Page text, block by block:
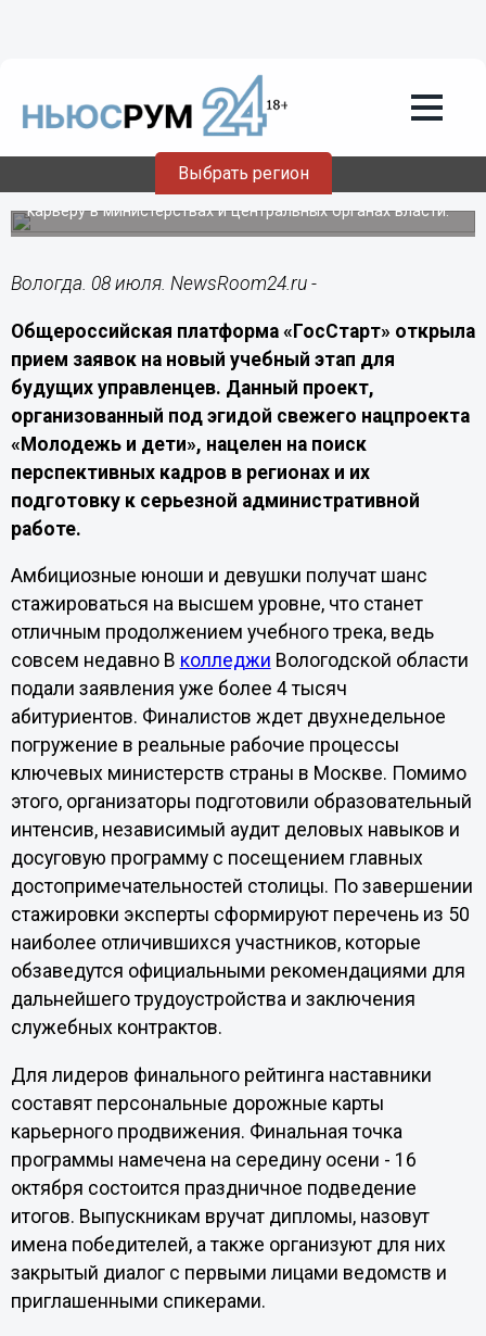
Выбрать регион
Вологодской молодежи откроют двери
в федеральные ведомства
Объявлен конкурсный отбор на специальную практику
для активных жителей региона, готовых построить
карьеру в министерствах и центральных органах власти.
Вологда. 08 июля. NewsRoom24.ru -
Общероссийская платформа «ГосСтарт» открыла
прием заявок на новый учебный этап для
будущих управленцев. Данный проект,
организованный под эгидой свежего нацпроекта
«Молодежь и дети», нацелен на поиск
перспективных кадров в регионах и их
подготовку к серьезной административной
работе.
Амбициозные юноши и девушки получат шанс
стажироваться на высшем уровне, что станет
отличным продолжением учебного трека, ведь
совсем недавно В колледжи Вологодской области
подали заявления уже более 4 тысяч
абитуриентов. Финалистов ждет двухнедельное
погружение в реальные рабочие процессы
ключевых министерств страны в Москве. Помимо
этого, организаторы подготовили образовательный
интенсив, независимый аудит деловых навыков и
досуговую программу с посещением главных
достопримечательностей столицы. По завершении
стажировки эксперты сформируют перечень из 50
наиболее отличившихся участников, которые
обзаведутся официальными рекомендациями для
дальнейшего трудоустройства и заключения
служебных контрактов.
Для лидеров финального рейтинга наставники
составят персональные дорожные карты
карьерного продвижения. Финальная точка
программы намечена на середину осени - 16
октября состоится праздничное подведение
итогов. Выпускникам вручат дипломы, назовут
имена победителей, а также организуют для них
закрытый диалог с первыми лицами ведомств и
приглашенными спикерами.